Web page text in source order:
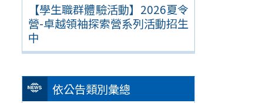
【學生職群體驗活動】2026夏令
營-卓越領袖探索營系列活動招生
中
依公告類別彙總